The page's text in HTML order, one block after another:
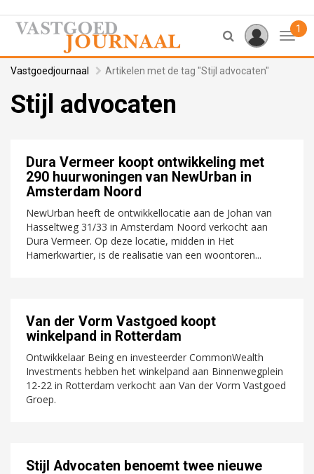
1
Vastgoedjournaal Artikelen met de tag "Stijl advocaten"
Stijl advocaten
Dura Vermeer koopt ontwikkeling met
290 huurwoningen van NewUrban in
Amsterdam Noord
NewUrban heeft de ontwikkellocatie aan de Johan van
Hasseltweg 31/33 in Amsterdam Noord verkocht aan
Dura Vermeer. Op deze locatie, midden in Het
Hamerkwartier, is de realisatie van een woontoren...
Van der Vorm Vastgoed koopt
winkelpand in Rotterdam
Ontwikkelaar Being en investeerder CommonWealth
Investments hebben het winkelpand aan Binnenwegplein
12-22 in Rotterdam verkocht aan Van der Vorm Vastgoed
Groep.
Stijl Advocaten benoemt twee nieuwe